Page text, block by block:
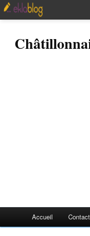
Accueil Contact